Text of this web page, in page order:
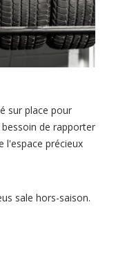
sur place pour
de rapporter
l'espace précieux
sale hors-saison.